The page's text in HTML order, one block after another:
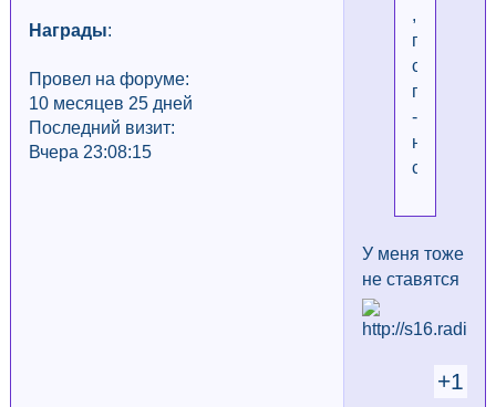
Награды:
Провел на форуме:
10 месяцев 25 дней
Последний визит:
Вчера 23:08:15
,
проблема
с
-
не
ставятся.
У меня тоже
не ставятся
+1